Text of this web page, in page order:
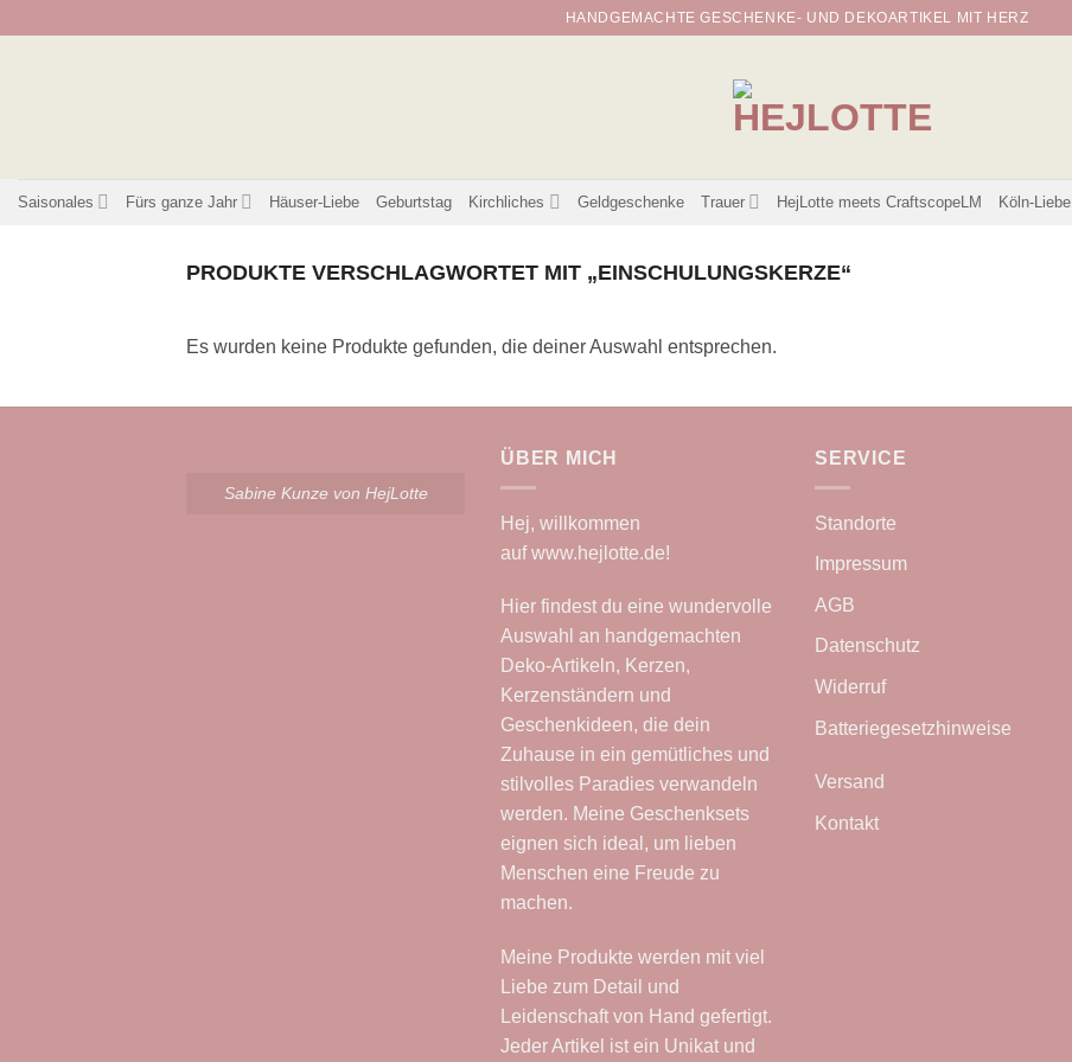
HANDGEMACHTE GESCHENKE- UND DEKOARTIKEL MIT HERZ
Saisonales Fürs ganze Jahr Häuser-Liebe Geburtstag Kirchliches Geldgeschenke Trauer HejLotte meets CraftscopeLM Köln-Liebe
PRODUKTE VERSCHLAGWORTET MIT „EINSCHULUNGSKERZE“
Es wurden keine Produkte gefunden, die deiner Auswahl entsprechen.
Sabine Kunze von HejLotte
ÜBER MICH
Hej, willkommen
aufwww.hejlotte.de!
Hier findest du eine wundervolle
Auswahl an handgemachten
Deko-Artikeln, Kerzen,
Kerzenständern und
Geschenkideen, die dein
Zuhause in ein gemütliches und
stilvolles Paradies verwandeln
werden. Meine Geschenksets
eignen sich ideal, um lieben
Menschen eine Freude zu
machen.
Meine Produkte werden mit viel
Liebe zum Detail und
Leidenschaft von Hand gefertigt.
Jeder Artikel ist ein Unikat und
SERVICE
Standorte
Impressum
AGB
Datenschutz
Widerruf
Batteriegesetzhinweise
Versand
Kontakt